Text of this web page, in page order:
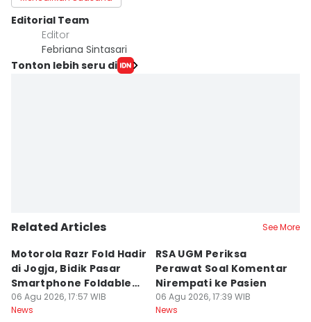
Editorial Team
Editor
Febriana Sintasari
Tonton lebih seru di
Related Articles See More
Motorola Razr Fold Hadir
di Jogja, Bidik Pasar
Smartphone Foldable
Premium
06 Agu 2026, 17:57 WIB
News
RSA UGM Periksa
Perawat Soal Komentar
Nirempati ke Pasien
06 Agu 2026, 17:39 WIB
News